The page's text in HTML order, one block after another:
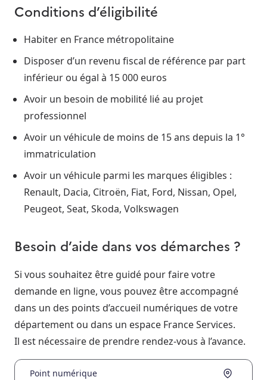
Conditions d’éligibilité
Habiter en France métropolitaine
Disposer d’un revenu fiscal de référence par part
inférieur ou égal à 15 000 euros
Avoir un besoin de mobilité lié au projet
professionnel
Avoir un véhicule de moins de 15 ans depuis la 1°
immatriculation
Avoir un véhicule parmi les marques éligibles :
Renault, Dacia, Citroën, Fiat, Ford, Nissan, Opel,
Peugeot, Seat, Skoda, Volkswagen
Besoin d’aide dans vos démarches ?
Si vous souhaitez être guidé pour faire votre
demande en ligne, vous pouvez être accompagné
dans un des points d’accueil numériques de votre
département ou dans un espace France Services.
Il est nécessaire de prendre rendez-vous à l’avance.
Point numérique